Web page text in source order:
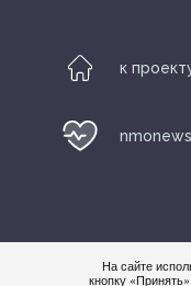
На сайте
кнопку
к
nmonews